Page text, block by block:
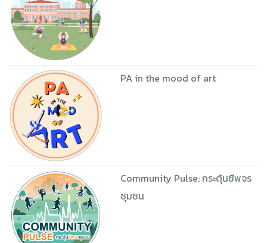
PA in the mood of art
Community Pulse: กระตุ้นชีพจร
ชุมชน